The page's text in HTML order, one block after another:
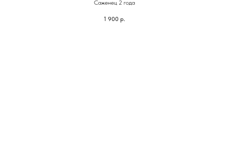
Саженец 2 года
1 900 р.